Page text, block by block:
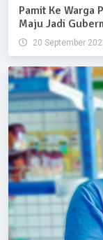
Pamit Ke Warga
Maju Jadi
20 September